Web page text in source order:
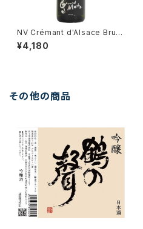
NV Crémant d'Alsace Brut /
Gérard Metz
¥4,180
その他の商品